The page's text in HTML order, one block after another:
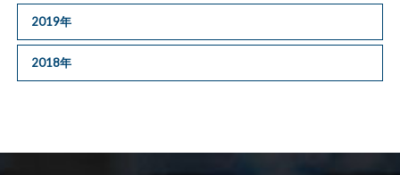
2019年
2018年